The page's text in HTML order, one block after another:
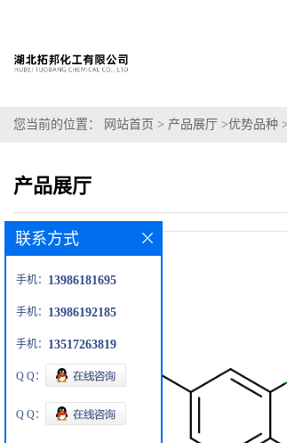
您当前的位置： 网站首页 > 产品展厅 >优势品种 >
产品展厅
联系方式
手机： 13986181695
手机： 13986192185
手机： 13517263819
Q Q：
Q Q：